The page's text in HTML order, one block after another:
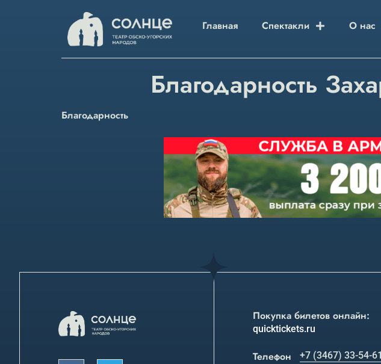
Главная Спектакли О нас
Благодарность
Благодарность
Покупка билетов онлайн:
quicktickets.ru
Телефон +7 (3467) 33-54-61